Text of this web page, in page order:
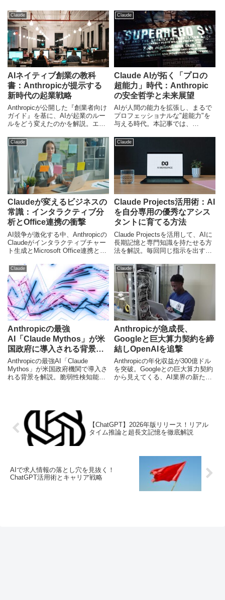
Claude
AIネイティブ創業の教科
書：Anthropicが提示する
新時代の起業戦略
Anthropicが公開した『創業者向け
ガイド』を基に、AIが起業のルー
ルをどう変えたのかを解説。エン
の役割と、成功のための4つのス
テップを独自視点で深掘りしま
す。
Claude
Claude AIが拓く「プロの
超能力」時代：Anthropic
の安全哲学と未来展望
AIが人間の能力を拡張し、まるで
プロフェッショナルな"超能力"を
与える時代。本記事では、
全性と倫理の哲学、そしてAIの未
来像を深掘りし、日本市場への影
響を専門家の視点から解説しま
Claude
Claudeが変えるビジネスの
常識：インタラクティブ分
析とOffice連携の衝撃
AI競争が激化する中、Anthropicの
Claudeがインタラクティブチャー
ト生成とMicrosoft Office連携とい
これにより、データ分析から資料
作成に至るまで、ビジネスの現場
にどのような変革がもたらされる
のか、日本の読者向けに深掘りし
ます。
Claude
Claude Projects活用術：AI
を自分専用の優秀なアシス
タントに育てる方法
Claude Projectsを活用して、AIに
長期記憶と専門知識を持たせる方
法を解説。毎回同じ指示を出す手
させるための設定手順と活用テク
ニックを紹介します。
Claude
Anthropicの最強
AI「Claude Mythos」が米
国政府に導入される背景と
リスク
Anthropicの最強AI「Claude
Mythos」が米国政府機関で導入さ
れる背景を解説。脆弱性検知能力
Claude
Anthropicが急成長、
Googleと巨大算力契約を締
結しOpenAIを追撃
Anthropicの年化収益が300億ドル
を突破。Googleとの巨大算力契約
から見えてくる、AI業界の新たな
【ChatGPT】2026年版リリース！リアル
タイム推論と超長文記憶を徹底解説
AIで求人情報の落とし穴を見抜く！
ChatGPT活用術とキャリア戦略